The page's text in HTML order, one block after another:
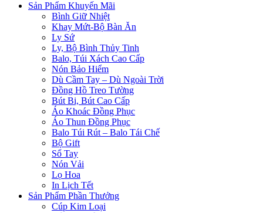
Sản Phẩm Khuyến Mãi
Bình Giữ Nhiệt
Khay Mứt-Bộ Bàn Ăn
Ly Sứ
Ly, Bộ Bình Thủy Tinh
Balo, Túi Xách Cao Cấp
Nón Bảo Hiểm
Dù Cầm Tay – Dù Ngoài Trời
Đồng Hồ Treo Tường
Bút Bi, Bút Cao Cấp
Áo Khoác Đồng Phục
Áo Thun Đồng Phục
Balo Túi Rút – Balo Tái Chế
Bộ Gift
Sổ Tay
Nón Vải
Lọ Hoa
In Lịch Tết
Sản Phẩm Phần Thưởng
Cúp Kim Loại